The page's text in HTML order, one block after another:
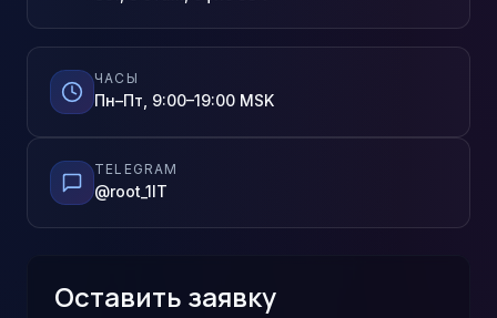
ЧАСЫ
Пн–Пт, 9:00–19:00 MSK
TELEGRAM
@root_1IT
Оставить заявку